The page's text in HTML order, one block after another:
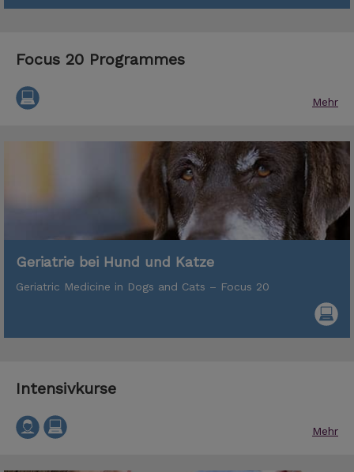
Focus 20 Programmes
Mehr
Geriatrie bei Hund und Katze
Geriatric Medicine in Dogs and Cats – Focus 20
Intensivkurse
Mehr